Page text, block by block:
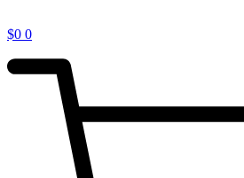
$0 0